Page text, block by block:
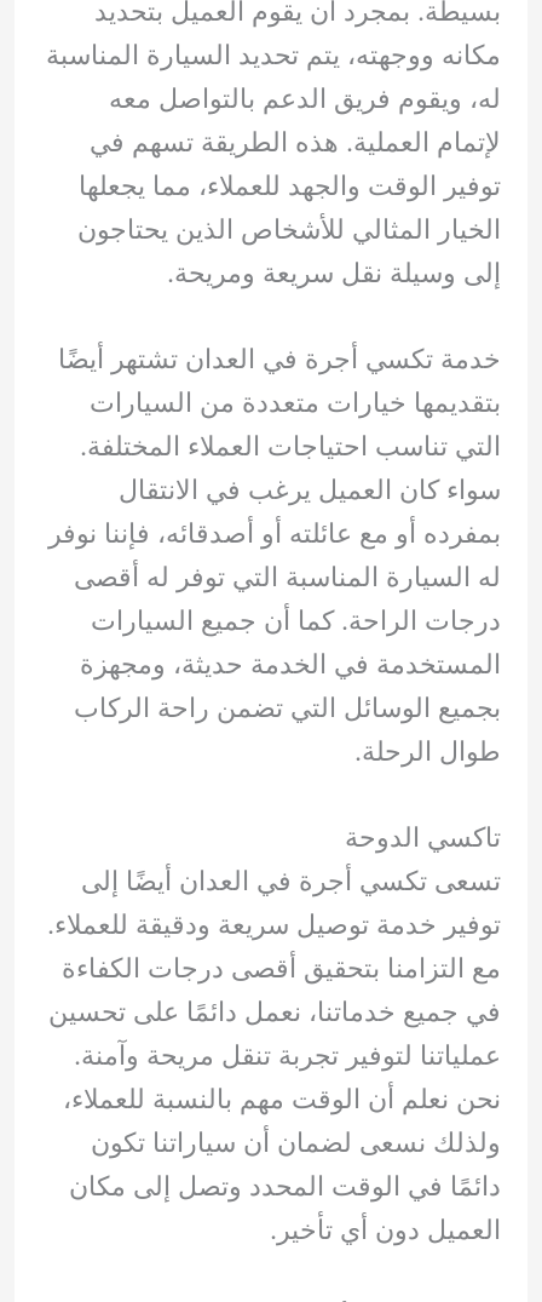
بسيطة. بمجرد أن يقوم العميل بتحديد
مكانه ووجهته، يتم تحديد السيارة المناسبة
له، ويقوم فريق الدعم بالتواصل معه
لإتمام العملية. هذه الطريقة تسهم في
توفير الوقت والجهد للعملاء، مما يجعلها
الخيار المثالي للأشخاص الذين يحتاجون
إلى وسيلة نقل سريعة ومريحة.
خدمة تكسي أجرة في العدان تشتهر أيضًا
بتقديمها خيارات متعددة من السيارات
التي تناسب احتياجات العملاء المختلفة.
سواء كان العميل يرغب في الانتقال
بمفرده أو مع عائلته أو أصدقائه، فإننا نوفر
له السيارة المناسبة التي توفر له أقصى
درجات الراحة. كما أن جميع السيارات
المستخدمة في الخدمة حديثة، ومجهزة
بجميع الوسائل التي تضمن راحة الركاب
طوال الرحلة.
تاكسي الدوحة
تسعى تكسي أجرة في العدان أيضًا إلى
توفير خدمة توصيل سريعة ودقيقة للعملاء.
مع التزامنا بتحقيق أقصى درجات الكفاءة
في جميع خدماتنا، نعمل دائمًا على تحسين
عملياتنا لتوفير تجربة تنقل مريحة وآمنة.
نحن نعلم أن الوقت مهم بالنسبة للعملاء،
ولذلك نسعى لضمان أن سياراتنا تكون
دائمًا في الوقت المحدد وتصل إلى مكان
العميل دون أي تأخير.